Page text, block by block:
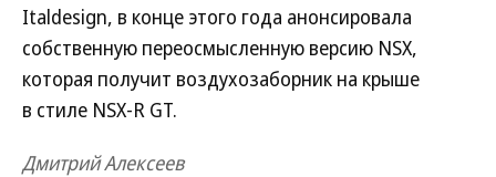
Italdesign, в конце этого года анонсировала
собственную переосмысленную версию NSX,
которая получит воздухозаборник на крыше
в стиле NSX-R GT.
Дмитрий Алексеев